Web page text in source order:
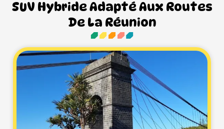
SUV Hybride Adapté Aux Routes
De La Réunion